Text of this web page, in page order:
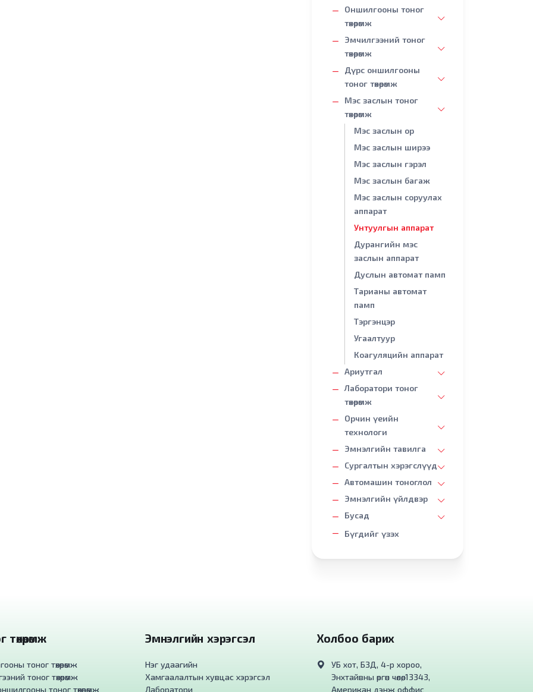
Оншилгооны тоног
төхөөрөмж
Эмчилгээний тоног
төхөөрөмж
Дүрс оншилгооны
тоног төхөөрөмж
Мэс заслын тоног
төхөөрөмж
Мэс заслын ор
Мэс заслын ширээ
Мэс заслын гэрэл
Мэс заслын багаж
Мэс заслын соруулах
аппарат
Унтуулгын аппарат
Дурангийн мэс
заслын аппарат
Дуслын автомат памп
Тарианы автомат
памп
Тэргэнцэр
Угаалтуур
Коагуляцийн аппарат
Ариутгал
Лаборатори тоног
төхөөрөмж
Орчин үеийн
технологи
Эмнэлгийн тавилга
Сургалтын хэрэгслүүд
Автомашин тоноглол
Эмнэлгийн үйлдвэр
Бусад
Бүгдийг үзэх
тоног төхөөрөмж
тоног төхөөрөмж
тоног төхөөрөмж
Эмнэлгийн хэрэгсэл
Нэг удаагийн
Хамгаалалтын хувцас хэрэгсэл
Лаборатори
Холбоо барих
УБ хот, БЗД, 4-р хороо,
Энхтайвны өргөн чөлөө, 13343,
Американ дэнж оффис